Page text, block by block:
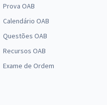
Prova OAB
Calendário OAB
Questões OAB
Recursos OAB
Exame de Ordem